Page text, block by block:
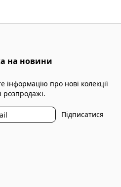
на новини
інформацію про нові колекції
розпродажі.
Підписатися